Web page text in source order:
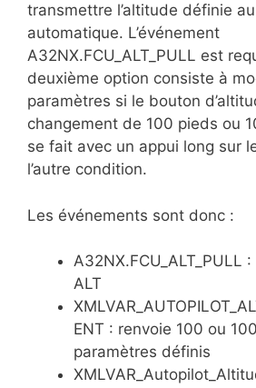
transmettre l’altitude définie
automatique. L’événement
A32NX.FCU_ALT_PULL est
deuxième option consiste à
paramètres si le bouton
changement de 100 pieds ou
se fait avec un appui long sur
l’autre condition.
Les événements sont donc :
A32NX.FCU_ALT_PULL
ALT
ENT : renvoie 100 ou
paramètres définis